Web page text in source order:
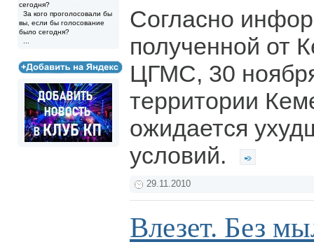
сегодня?
За кого проголосовали бы
вы, если бы голосование
было сегодня?
Согласно
полученной от
ЦГМС, 30
территории
ожидается
условий.
29.11.2010
Влезет. Без